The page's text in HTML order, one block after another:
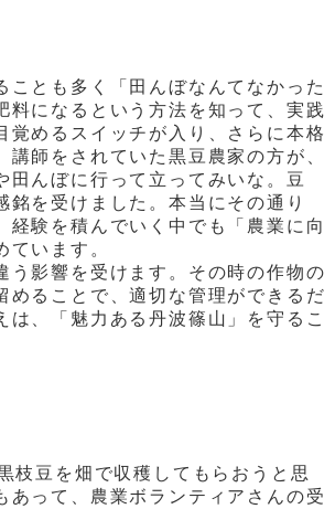
とも多く「田んぼなんてなかった
料になるという方法を知って、実践
覚めるスイッチが入り、さらに本格
師をされていた黒豆農家の方が、
田んぼに行って立ってみいな。豆
銘を受けました。本当にその通り
験を積んでいく中でも「農業に向
います。
う影響を受けます。その時の作物の
めることで、適切な管理ができるだ
、「魅力ある丹波篠山」を守るこ
枝豆を畑で収穫してもらおうと思
って、農業ボランティアさんの受